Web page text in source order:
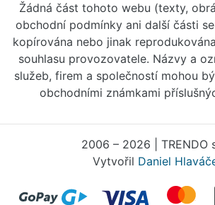
Žádná část tohoto webu (texty,
obchodní podmínky ani další části
kopírována nebo jinak
souhlasu provozovatele. Názvy a
služeb, firem a společností mohou
obchodními známkami
2006 – 2026 | TRENDO
Vytvořil Daniel